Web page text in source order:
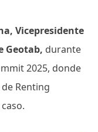
Vicepresidente
Geotab, durante
2025, donde
Renting